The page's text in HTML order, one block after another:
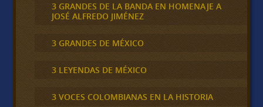
3 GRANDES DE LA BANDA EN HOMENAJE A
JOSÉ ALFREDO JIMÉNEZ
3 GRANDES DE MÉXICO
3 LEYENDAS DE MÉXICO
3 VOCES COLOMBIANAS EN LA HISTORIA